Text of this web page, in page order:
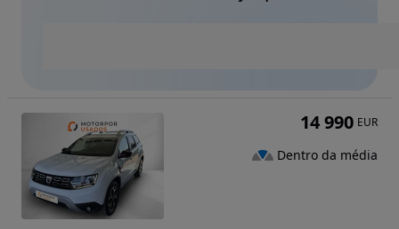
14 990 EUR
Dentro da média